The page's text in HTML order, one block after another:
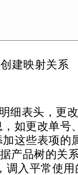
建映射关系
表头，更
如更改单号
这些表项的
产品树的关
调入平常使